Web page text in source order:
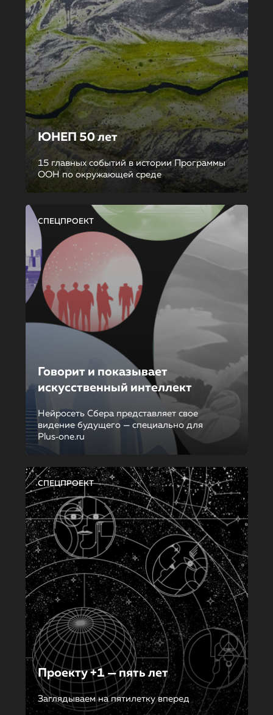
ЮНЕП 50 лет
15 главных событий в истории Программы
ООН по окружающей среде
СПЕЦПРОЕКТ
Говорит и показывает
искусственный интеллект
Нейросеть Сбера представляет свое
видение будущего — специально для
Plus‑one.ru
СПЕЦПРОЕКТ
Проекту +1 — пять лет
Заглядываем на пятилетку вперед